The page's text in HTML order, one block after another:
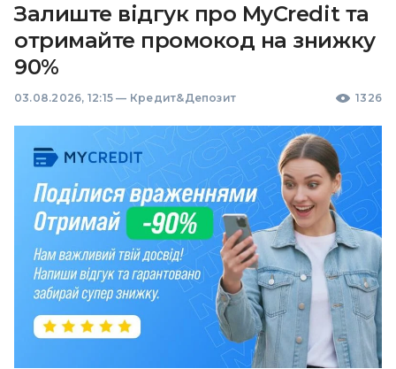
Залиште відгук про MyCredit та
отримайте промокод на знижку
90%
03.08.2026, 12:15 — Кредит&Депозит 1326